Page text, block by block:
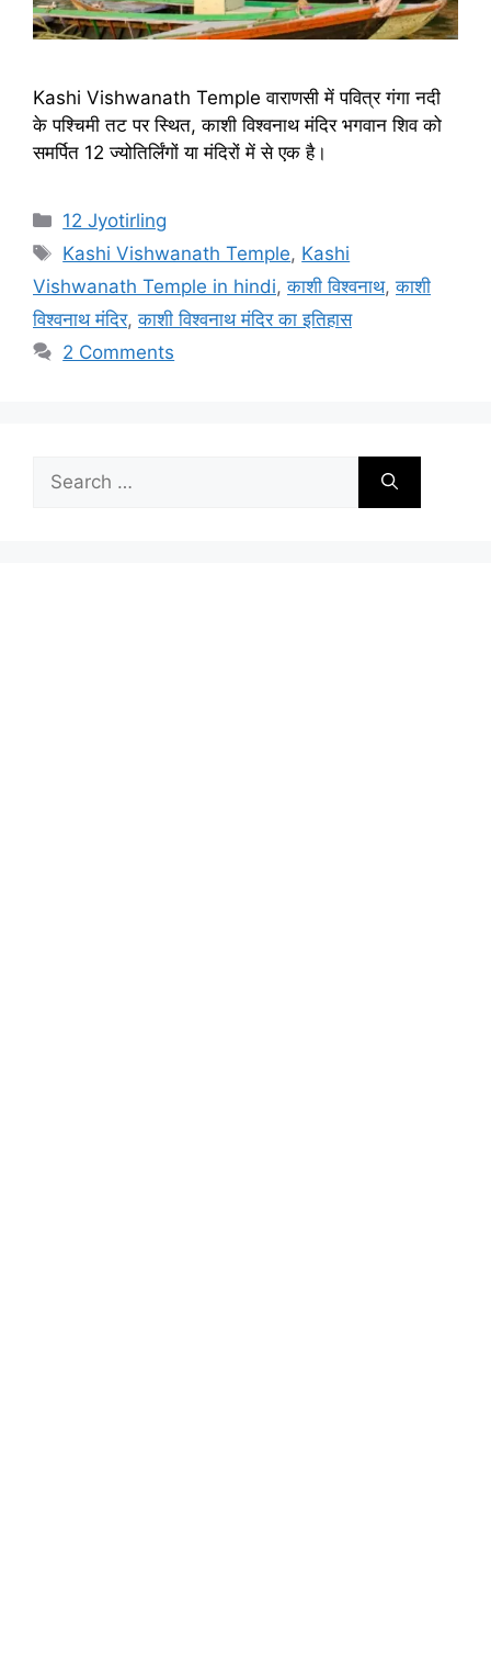
Kashi Vishwanath Temple वाराणसी में पवित्र गंगा नदी
के पश्चिमी तट पर स्थित, काशी विश्वनाथ मंदिर भगवान शिव को
समर्पित 12 ज्योतिर्लिंगों या मंदिरों में से एक है।
Categories
12 Jyotirling
Tags
Kashi Vishwanath Temple, Kashi
Vishwanath Temple in hindi,काशी विश्वनाथ,काशी
विश्वनाथ मंदिर,काशी विश्वनाथ मंदिर का इतिहास
2 Comments
for: